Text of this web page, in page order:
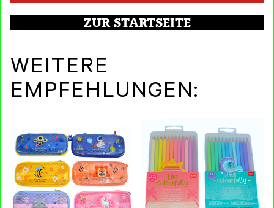
ZUR STARTSEITE
WEITERE
EMPFEHLUNGEN: